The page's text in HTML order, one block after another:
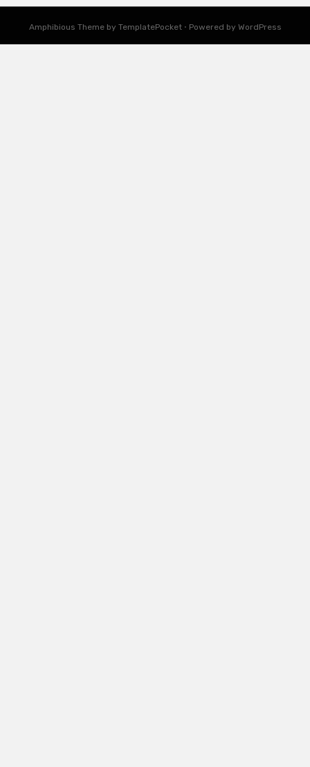
Amphibious Theme by TemplatePocket ⋅ Powered by WordPress